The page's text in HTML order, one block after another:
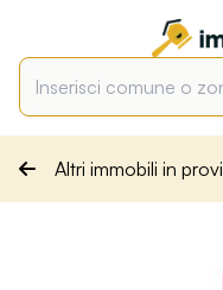
Altri immobili in